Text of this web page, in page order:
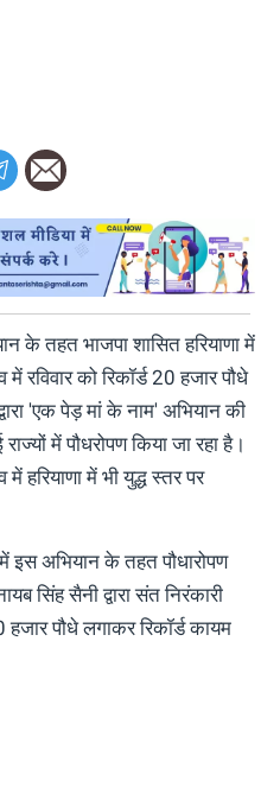
के तहत भाजपा शासित हरियाणा में
रविवार को रिकॉर्ड 20 हजार पौधे
'एक पेड़ मां के नाम' अभियान की
में पौधरोपण किया जा रहा है।
हरियाणा में भी युद्ध स्तर पर
इस अभियान के तहत पौधारोपण
सिंह सैनी द्वारा संत निरंकारी
पौधे लगाकर रिकॉर्ड कायम